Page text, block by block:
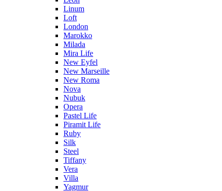
Linum
Loft
London
Marokko
Milada
Mira Life
New Eyfel
New Marseille
New Roma
Nova
Nubuk
Opera
Pastel Life
Piramit Life
Ruby
Silk
Steel
Tiffany
Vera
Villa
Yagmur